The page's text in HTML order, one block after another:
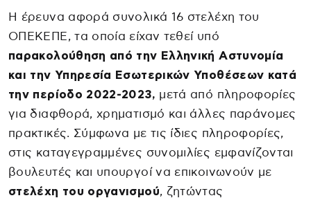
Η έρευνα αφορά συνολικά 16 στελέχη του
ΟΠΕΚΕΠΕ, τα οποία είχαν τεθεί υπό
παρακολούθηση από την Ελληνική Αστυνομία
και την Υπηρεσία Εσωτερικών Υποθέσεων κατά
την περίοδο 2022-2023, μετά από πληροφορίες
για διαφθορά, χρηματισμό και άλλες παράνομες
πρακτικές. Σύμφωνα με τις ίδιες πληροφορίες,
στις καταγεγραμμένες συνομιλίες εμφανίζονται
βουλευτές και υπουργοί να επικοινωνούν με
στελέχη του οργανισμού, ζητώντας